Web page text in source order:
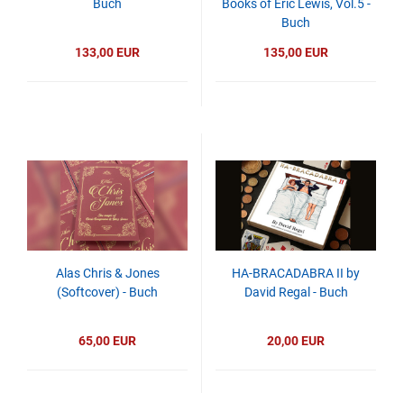
Buch
133,00 EUR
Books of Eric Lewis, Vol.5 -
Buch
135,00 EUR
Alas Chris & Jones
(Softcover) - Buch
65,00 EUR
HA-BRACADABRA II by
David Regal - Buch
20,00 EUR